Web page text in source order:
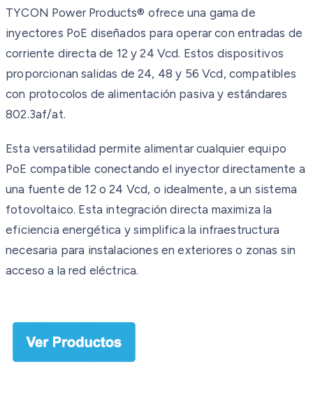
TYCON Power Products® ofrece una gama de
inyectores PoE diseñados para operar con entradas de
corriente directa de 12 y 24 Vcd. Estos dispositivos
proporcionan salidas de 24, 48 y 56 Vcd, compatibles
con protocolos de alimentación pasiva y estándares
802.3af/at.
Esta versatilidad permite alimentar cualquier equipo
PoE compatible conectando el inyector directamente a
una fuente de 12 o 24 Vcd, o idealmente, a un sistema
fotovoltaico. Esta integración directa maximiza la
eficiencia energética y simplifica la infraestructura
necesaria para instalaciones en exteriores o zonas sin
acceso a la red eléctrica.